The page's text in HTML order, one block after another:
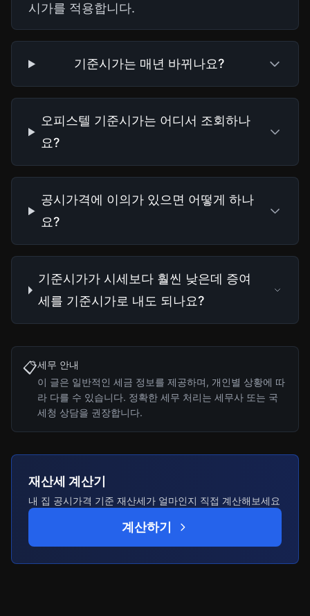
시가를 적용합니다.
기준시가는 매년 바뀌나요?
오피스텔 기준시가는 어디서 조회하나
요?
공시가격에 이의가 있으면 어떻게 하나
요?
기준시가가 시세보다 훨씬 낮은데 증여
세를 기준시가로 내도 되나요?
📋세무 안내
이 글은 일반적인 세금 정보를 제공하며, 개인별 상황에 따
라 다를 수 있습니다. 정확한 세무 처리는 세무사 또는 국
세청 상담을 권장합니다.
재산세 계산기
내 집 공시가격 기준 재산세가 얼마인지 직접 계산해보세요
계산하기